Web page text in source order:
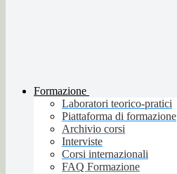
Formazione
Laboratori teorico-pratici
Piattaforma di formazione
Archivio corsi
Interviste
Corsi internazionali
FAQ Formazione